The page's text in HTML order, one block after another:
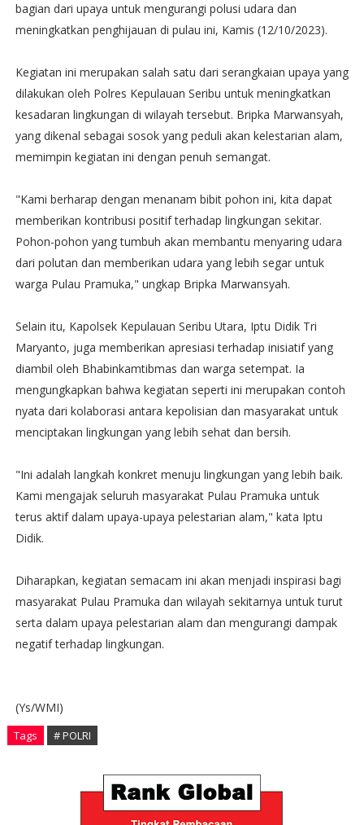
bagian dari upaya untuk mengurangi polusi udara dan
meningkatkan penghijauan di pulau ini, Kamis (12/10/2023).
Kegiatan ini merupakan salah satu dari serangkaian upaya yang
dilakukan oleh Polres Kepulauan Seribu untuk meningkatkan
kesadaran lingkungan di wilayah tersebut. Bripka Marwansyah,
yang dikenal sebagai sosok yang peduli akan kelestarian alam,
memimpin kegiatan ini dengan penuh semangat.
"Kami berharap dengan menanam bibit pohon ini, kita dapat
memberikan kontribusi positif terhadap lingkungan sekitar.
Pohon-pohon yang tumbuh akan membantu menyaring udara
dari polutan dan memberikan udara yang lebih segar untuk
warga Pulau Pramuka," ungkap Bripka Marwansyah.
Selain itu, Kapolsek Kepulauan Seribu Utara, Iptu Didik Tri
Maryanto, juga memberikan apresiasi terhadap inisiatif yang
diambil oleh Bhabinkamtibmas dan warga setempat. Ia
mengungkapkan bahwa kegiatan seperti ini merupakan contoh
nyata dari kolaborasi antara kepolisian dan masyarakat untuk
menciptakan lingkungan yang lebih sehat dan bersih.
"Ini adalah langkah konkret menuju lingkungan yang lebih baik.
Kami mengajak seluruh masyarakat Pulau Pramuka untuk
terus aktif dalam upaya-upaya pelestarian alam," kata Iptu
Didik.
Diharapkan, kegiatan semacam ini akan menjadi inspirasi bagi
masyarakat Pulau Pramuka dan wilayah sekitarnya untuk turut
serta dalam upaya pelestarian alam dan mengurangi dampak
negatif terhadap lingkungan.
(Ys/WMI)
Tags # POLRI